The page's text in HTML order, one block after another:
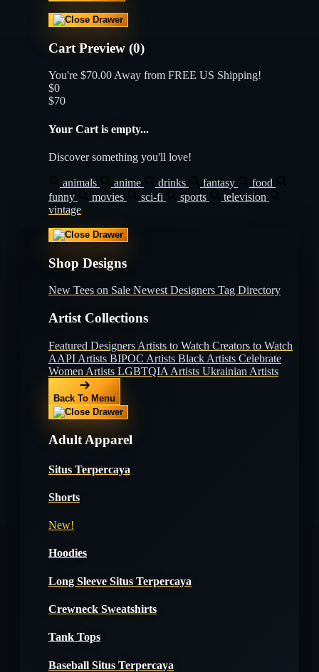
Cart Preview (0)
You're $70.00 Away from FREE US Shipping!
$0
$70
Your Cart is empty...
Discover something you'll love!
animals anime drinks fantasy
food
funny
movies sci-fi sports
television
vintage
Shop Designs
New Tees on Sale Newest Designers Tag Directory
Artist Collections
Featured Designers Artists to Watch Creators to Watch
AAPI Artists BIPOC Artists Black Artists Celebrate
Women Artists LGBTQIA Artists Ukrainian Artists
Back To Menu
Adult Apparel
Situs Terpercaya
Shorts
New!
Hoodies
Long Sleeve Situs Terpercaya
Crewneck Sweatshirts
Tank Tops
Baseball Situs Terpercaya